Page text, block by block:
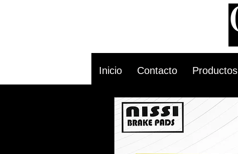
Inicio Contacto Productos